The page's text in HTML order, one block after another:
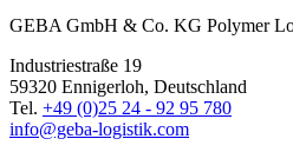
GEBA GmbH & Co. KG Polymer
Industriestraße 19
59320 Ennigerloh, Deutschland
Tel. +49 (0)25 24 - 92 95 780
info@geba-logistik.com